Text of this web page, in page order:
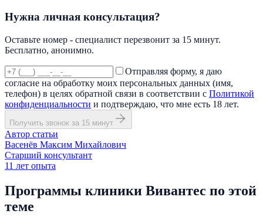
Нужна личная консультация?
Оставьте номер - специалист перезвонит за 15 минут.
Бесплатно, анонимно.
Отправляя форму, я даю
согласие на обработку моих персональных данных (имя,
телефон) в целях обратной связи в соответствии с Политикой
конфиденциальности и подтверждаю, что мне есть 18 лет.
Получить звонок за 15 минут
Автор статьи
Васенёв Максим Михайлович
Старший консультант
11 лет опыта
Программы клиники Вивантес по этой
теме